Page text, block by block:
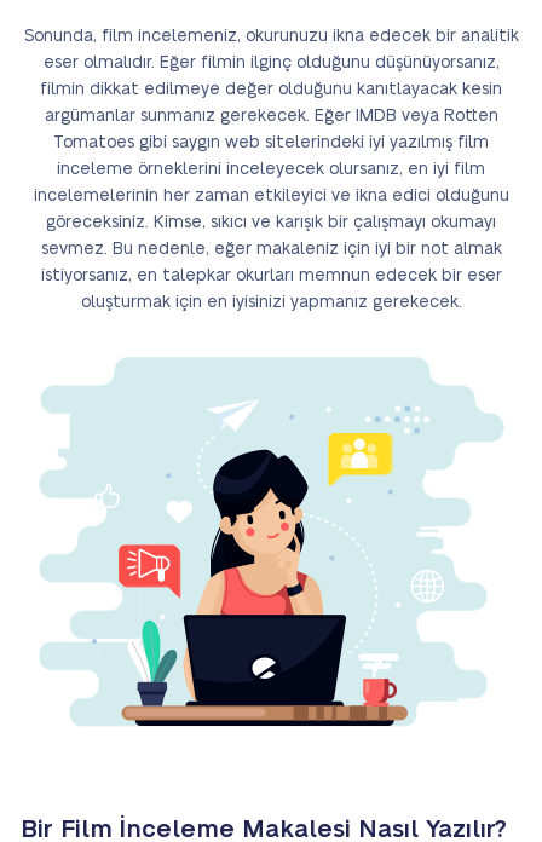
Sonunda, film incelemeniz, okurunuzu ikna edecek bir analitik
eser olmalıdır. Eğer filmin ilginç olduğunu düşünüyorsanız,
filmin dikkat edilmeye değer olduğunu kanıtlayacak kesin
argümanlar sunmanız gerekecek. Eğer IMDB veya Rotten
Tomatoes gibi saygın web sitelerindeki iyi yazılmış film
inceleme örneklerini inceleyecek olursanız, en iyi film
incelemelerinin her zaman etkileyici ve ikna edici olduğunu
göreceksiniz. Kimse, sıkıcı ve karışık bir çalışmayı okumayı
sevmez. Bu nedenle, eğer makaleniz için iyi bir not almak
istiyorsanız, en talepkar okurları memnun edecek bir eser
oluşturmak için en iyisinizi yapmanız gerekecek.
Bir Film İnceleme Makalesi Nasıl Yazılır?